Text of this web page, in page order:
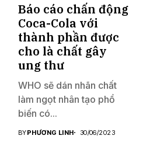
Báo cáo chấn động
Coca-Cola với
thành phần được
cho là chất gây
ung thư
WHO sẽ dán nhãn chất
làm ngọt nhân tạo phổ
biến có...
BYPHƯƠNG LINH 30/06/2023